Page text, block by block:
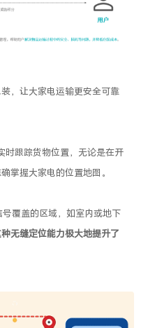
，让大家电运输更安全可靠
时跟踪货物位置，无论是在开
掌握大家电的位置地图。
号覆盖的区域，如室内或地下
无缝定位能力极大地提升了